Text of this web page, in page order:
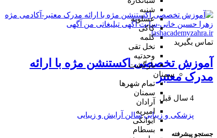
شنبه
عسلویه
کاکی
کلمه
نخل تقی
وحدتیه
بازگشت
سمنان
تمام شهر‌ها
سمنان
آرادان
امیریه
ایوانکی
بسطام
تماس بگیرید
آموزش تخصصی اکستنشن مژه با ارائه
مدرک معتبر
4 سال قبل
پزشکی و زیبایی سالن آرایش و زیبایی
جستجو پیشرفته